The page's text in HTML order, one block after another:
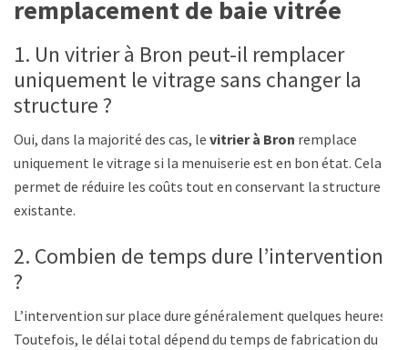
remplacement de baie vitrée
1. Un vitrier à Bron peut-il remplacer
uniquement le vitrage sans changer la
structure ?
Oui, dans la majorité des cas, le vitrier à Bron remplace
uniquement le vitrage si la menuiserie est en bon état. Cela
permet de réduire les coûts tout en conservant la structure
existante.
2. Combien de temps dure l’intervention
?
L’intervention sur place dure généralement quelques heures.
Toutefois, le délai total dépend du temps de fabrication du